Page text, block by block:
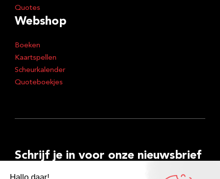
Quotes
Webshop
Boeken
Kaartspellen
Scheurkalender
Quoteboekjes
Schrijf je in voor onze nieuwsbrief